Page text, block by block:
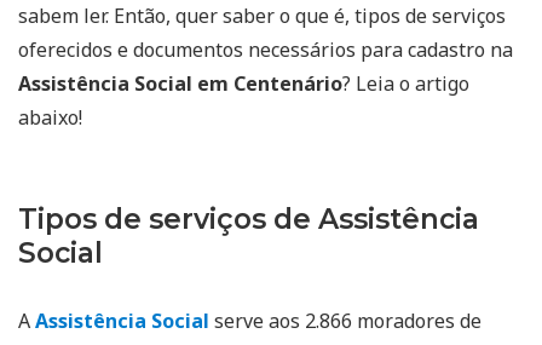
sabem ler. Então, quer saber o que é, tipos de serviços
oferecidos e documentos necessários para cadastro na
Assistência Social em Centenário? Leia o artigo
abaixo!
Tipos de serviços de Assistência
Social
AAssistência Social serve aos 2.866 moradores de